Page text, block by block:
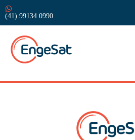
(41) 99134 0990